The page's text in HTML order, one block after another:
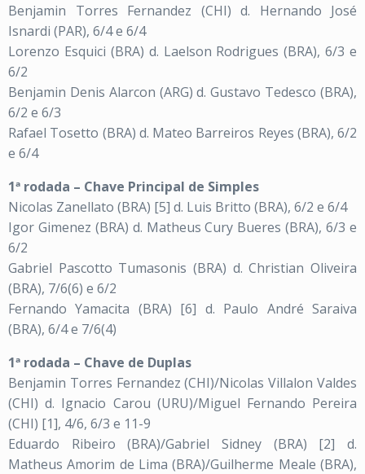
Benjamin Torres Fernandez (CHI) d. Hernando José
Isnardi (PAR), 6/4 e 6/4
Lorenzo Esquici (BRA) d. Laelson Rodrigues (BRA), 6/3 e
6/2
Benjamin Denis Alarcon (ARG) d. Gustavo Tedesco (BRA),
6/2 e 6/3
Rafael Tosetto (BRA) d. Mateo Barreiros Reyes (BRA), 6/2
e 6/4
1ª rodada – Chave Principal de Simples
Nicolas Zanellato (BRA) [5] d. Luis Britto (BRA), 6/2 e 6/4
Igor Gimenez (BRA) d. Matheus Cury Bueres (BRA), 6/3 e
6/2
Gabriel Pascotto Tumasonis (BRA) d. Christian Oliveira
(BRA), 7/6(6) e 6/2
Fernando Yamacita (BRA) [6] d. Paulo André Saraiva
(BRA), 6/4 e 7/6(4)
1ª rodada – Chave de Duplas
Benjamin Torres Fernandez (CHI)/Nicolas Villalon Valdes
(CHI) d. Ignacio Carou (URU)/Miguel Fernando Pereira
(CHI) [1], 4/6, 6/3 e 11-9
Eduardo Ribeiro (BRA)/Gabriel Sidney (BRA) [2] d.
Matheus Amorim de Lima (BRA)/Guilherme Meale (BRA),